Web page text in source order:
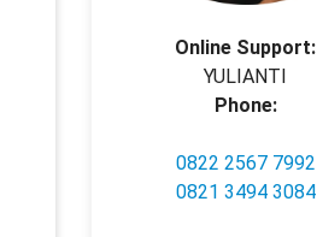
Online Support:
YULIANTI
Phone:
0822 2567 7992
0821 3494 3084